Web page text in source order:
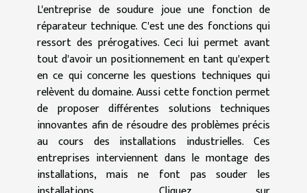
L'entreprise de soudure joue une fonction de
réparateur technique. C'est une des fonctions qui
ressort des prérogatives. Ceci lui permet avant
tout d'avoir un positionnement en tant qu'expert
en ce qui concerne les questions techniques qui
relèvent du domaine. Aussi cette fonction permet
de proposer différentes solutions techniques
innovantes afin de résoudre des problèmes précis
au cours des installations industrielles. Ces
entreprises interviennent dans le montage des
installations, mais ne font pas souder les